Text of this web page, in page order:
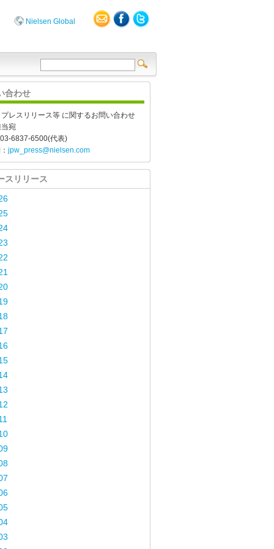
Nielsen Global
合わせ
プレスリリース等 に関するお問い合わせ
当宛
6837-6500(代表)
jpw_press@nielsen.com
スリリース